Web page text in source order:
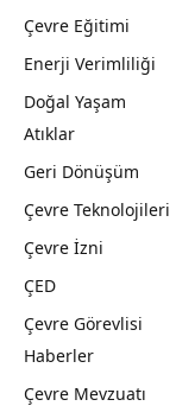
Çevre Eğitimi
Enerji Verimliliği
Doğal Yaşam
Atıklar
Geri Dönüşüm
Çevre Teknolojileri
Çevre İzni
ÇED
Çevre Görevlisi
Haberler
Çevre Mevzuatı